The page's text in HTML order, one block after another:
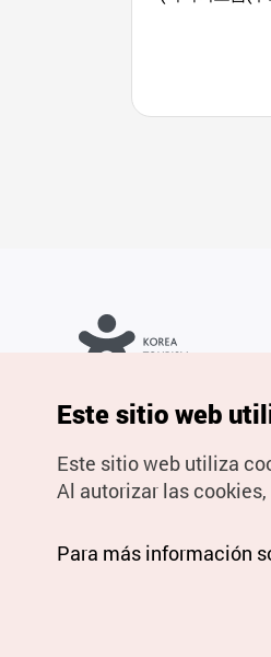
derechos reservados.
Para informes de errores y
spanish@knto.or.kr
Este sitio web
Este sitio web utiliza
Al autorizar las
Para más información